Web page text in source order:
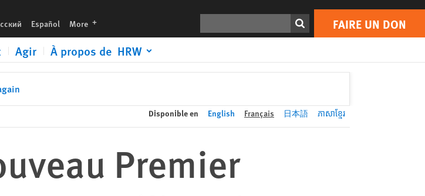
Español More languages FAIRE UN DON
Agir À propos de HRW
Print FAIRE UN DON
Disponible en English Français 日本語 ភាសាខ្មែរ
Premier